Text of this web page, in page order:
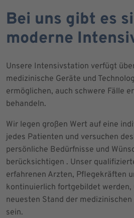
Bei uns gibt es
moderne
Unsere Intensivstation verfügt
medizinische Geräte und
ermöglichen, auch schwere Fälle
behandeln.
Wir legen großen Wert auf eine
jedes Patienten und versuchen
persönliche Bedürfnisse und
berücksichtigen . Unser
erfahrenen Arzten, Pflegekräften
kontinuierlich fortgebildet werden,
neuesten Stand der
sein.